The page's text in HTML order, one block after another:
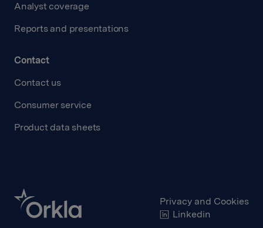
Analyst coverage
Reports and presentations
Contact
Contact us
Consumer service
Product data sheets
Privacy and Cookies
Linkedin